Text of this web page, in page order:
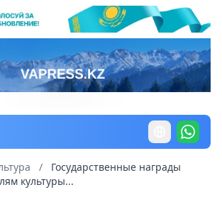
/
Государственные награды
культуры...